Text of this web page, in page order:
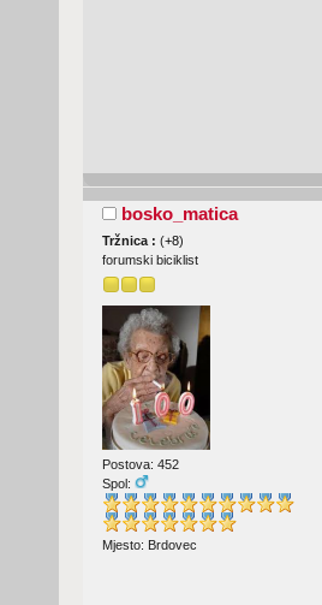
bosko_matica
Tržnica : (+8)
forumski biciklist
Postova: 452
Spol:
Mjesto: Brdovec